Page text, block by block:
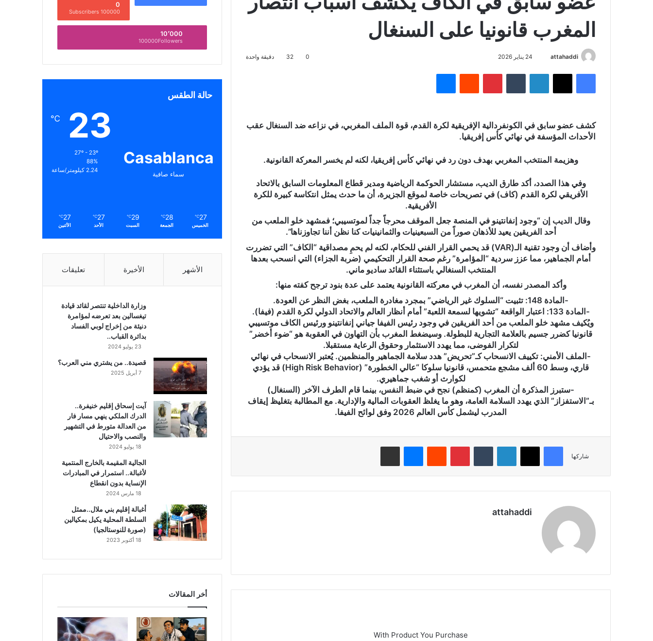
المغرب قانونيا على السنغال
attahaddi
ي
د
إ
ك
ت
و
ن
ا
24 يناير 2026 0
32 دقيقة واحدة
فيسبوك لينكدإن بينتيريست
كشف عضو سابق في الكونفردالية الإفريقية لكرة القدم، قوة الملف المغربي، في نزاعه ضد السنغال عقب
الأحداث المؤسفة في نهائي كأس إفريقيا.
وهزيمة المنتخب المغربي بهدف دون رد في نهائي كأس إفريقيا، لكنه لم يخسر المعركة القانونية.
وفي هذا الصدد، أكد طارق الديب، مستشار الحوكمة الرياضية ومدير قطاع المعلومات السابق بالاتحاد
الأفريقي لكرة القدم (كاف) في تصريحات خاصة لموقع الجزيرة، أن ما حدث يمثل انتكاسة كبيرة للكرة
الأفريقية.
وقال الديب إن “وجود إنفانتينو في المنصة جعل الموقف محرجاً جداً لموتسيبي؛ فمشهد خلو الملعب من
أحد الفريقين يعيد للأذهان صوراً من السبعينيات والثمانينيات كنا نظن أننا تجاوزناها”.
وأضاف أن وجود تقنية الـ(VAR) قد يحمي القرار الفني للحكام، لكنه لم يحمِ مصداقية “الكاف” التي تضررت
أمام الجماهير، مما عزز سردية “المؤامرة” رغم صحة القرار التحكيمي (ضربة الجزاء) التي انسحب بعدها
المنتخب السنغالي باستثناء القائد ساديو ماني.
وأكد المصدر نفسه، أن المغرب في معركته القانونية يعتمد على عدة بنود ترجح كفته منها:
-المادة 148: تثبيت “السلوك غير الرياضي” بمجرد مغادرة الملعب، بغض النظر عن العودة.
-المادة 133: اعتبار الواقعة “تشويها لسمعة اللعبة” أمام أنظار العالم والاتحاد الدولي لكرة القدم (فيفا).
ويُكيف مشهد خلو الملعب من أحد الفريقين في وجود رئيس الفيفا جياني إنفانتينو ورئيس الكاف موتسيبي
قانونيا كضرر جسيم بالعلامة التجارية للبطولة. وسيضغط المغرب بأن التهاون في العقوبة هو “ضوء أخضر”
لتكرار الفوضى، مما يهدد الاستثمار وحقوق الرعاية مستقبلا.
-الملف الأمني: تكييف الانسحاب كـ”تحريض” هدد سلامة الجماهير والمنظمين. يُعتبر الانسحاب في نهائي
قاري، وسط 60 ألف مشجع متحمس، قانونيا سلوكا “عالي الخطورة” (High Risk Behavior) قد يؤدي
لكوارث أو شغب جماهيري.
-ستبرز المذكرة أن المغرب (كمنظم) نجح في ضبط النفس، بينما قام الطرف الآخر (السنغال)
بـ”الاستفزاز” الذي يهدد السلامة العامة، وهو ما يغلظ العقوبات المالية والإدارية. مع المطالبة بتغليظ إيقاف
المدرب ليشمل كأس العالم 2026 وفق لوائح الفيفا.
شاركها
فيسبوك لينكدإن بينتيريست
attahaddi
With Product You Purchase
0
100000 Subscribers
10٬000
100000Followers
حالة الطقس
Casablanca
سماء صافية
23
℃
27º - 23º
88%
2.24 كيلومتر/ساعة
27
℃
الخميس
28
℃
الجمعة
29
℃
السبت
27
℃
الأحد
27
℃
الأثنين
الأشهر الأخيرة تعليقات
وزارة الداخلية تنتصر لقائد قيادة
تيغسالين بعد تعرضه لمؤامرة
دنيئة من إخراج لوبي الفساد
بدائرة القباب..
23 يوليو 2024
قصيدة.. من يشتري مني العرب؟
7 أبريل 2025
آيت إسحاق إقليم خنيفرة..
الدرك الملكي ينهي مسار فار
من العدالة متورط في التشهير
والنصب والاحتيال
18 يوليو 2024
الجالية المقيمة بالخارج المنتمية
لأغبالة.. استمرار في المبادرات
الإنساية بدون انقطاع
18 مارس 2024
أغبالة إقليم بني ملال..ممثل
السلطة المحلية يكيل بمكيالين
(صورة للنوستالجيا)
18 أكتوبر 2023
أخر المقالات